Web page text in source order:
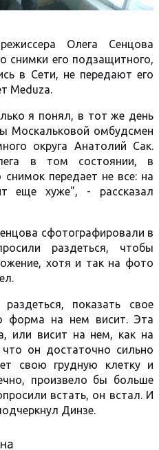
Олега Сенцова
снимки его подзащитного,
в Сети, не передают его
Meduza.
я понял, в тот же день
Москальковой омбудсмен
округа Анатолий Сак.
в том состоянии, в
передает не все: на
еще хуже", - рассказал
сфотографировали в
раздеться, чтобы
хотя и так на фото
показать свое
форма на нем висит. Эта
или висит на нем, как на
он достаточно сильно
свою грудную клетку и
произвело бы больше
встать, он встал. И
Динзе.